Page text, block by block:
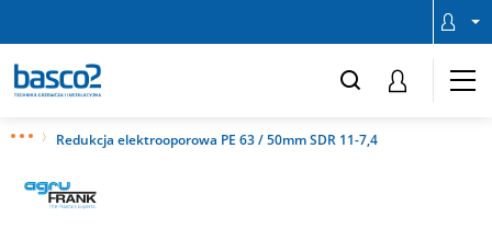
Redukcja elektrooporowa PE 63 / 50mm SDR 11-7,4